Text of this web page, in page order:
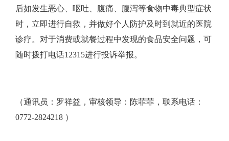
后如发生恶心、呕吐、腹痛、腹泻等食物中毒典型症状
时，立即进行自救，并做好个人防护及时到就近的医院
诊疗。对于消费或就餐过程中发现的食品安全问题，可
随时拨打电话12315进行投诉举报。
（通讯员：罗祥益，审核领导：陈菲菲，联系电话：
0772-2824218 ）